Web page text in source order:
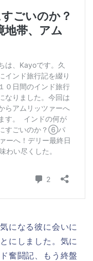
になる彼に会いに
にしました。気に
奮闘記、もう終盤